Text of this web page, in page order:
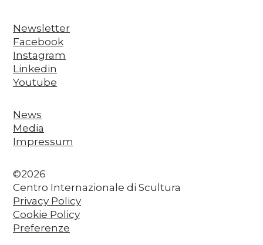
Newsletter
Facebook
Instagram
Linkedin
Youtube
News
Media
Impressum
©2026
Centro Internazionale di Scultura
Privacy Policy
Cookie Policy
Preferenze